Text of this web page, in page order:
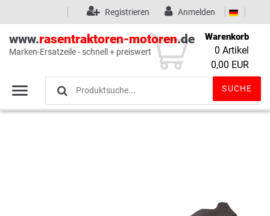
Wunschliste (0)
Anmelden
Registrieren
www.rasentraktoren-motoren.de
Marken-Ersatzeile - schnell + preiswert
SUCHE
Warenkorb
0 Artikel
0,00 EUR